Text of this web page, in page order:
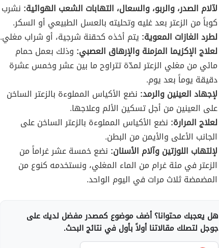
لآلام الصدر، والربو، والسعال، التهابات الشعب الهوائية: نشرب
كوباً من الزعتر بعد غليه وتحليته بالعسل الطبيعي أو السكر.
لطرد الغازات المعوية: يتم أخذه كحقنة شرجية، أو شراب مغلي.
لعلاج الإكزيما المزمنة والإرهاق العصبي: وذلك بعمل حمام
مائي من مغلي الزعتر لمدّة تتراوح ما بين عشر وخمس عشرة
دقيقة يوماً بعد يوم.
لإجهاد العينين والرمد: نضع الأكياس المملوءة بالزعتر الساخن
على العينين من أجل تسكين الألم وعلاجها.
لعلاج المرارة: نضع الأكياس المملوءة بالزعتر الساخن على
الجانب الأعلى والأيمن من البطن.
لإلتهاب اللوزتين وآلام الأسنان: نضع خمسة عشر غراماً من
الزعتر في مئة غرام من الماء المغلي، ونستخدمه كنوع من
المضمضة ثلاث مرات في اليوم الواحد.
هل يعجبك محتوانا؟ أضف موضوع كمصدر مفضل لديك على
جوجل لتصلك مقالاتنا أولاً بأول في نتائج البحث.